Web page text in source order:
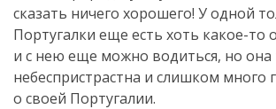
сказать ничего хорошего! У одной
Португалки еще есть хоть какое-то
и с нею еще можно водиться, но она
небеспристрастна и слишком много
о своей Португалии.